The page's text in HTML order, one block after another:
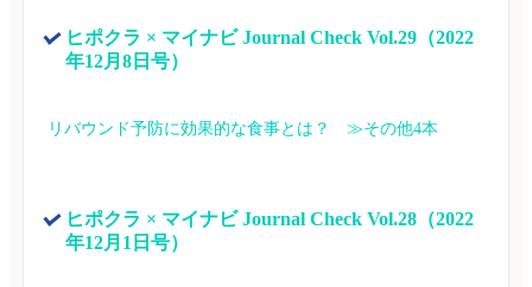
ヒポクラ × マイナビ Journal Check Vol.29（2022
年12月8日号）
リバウンド予防に効果的な食事とは？　≫その他4本
ヒポクラ × マイナビ Journal Check Vol.28（2022
年12月1日号）